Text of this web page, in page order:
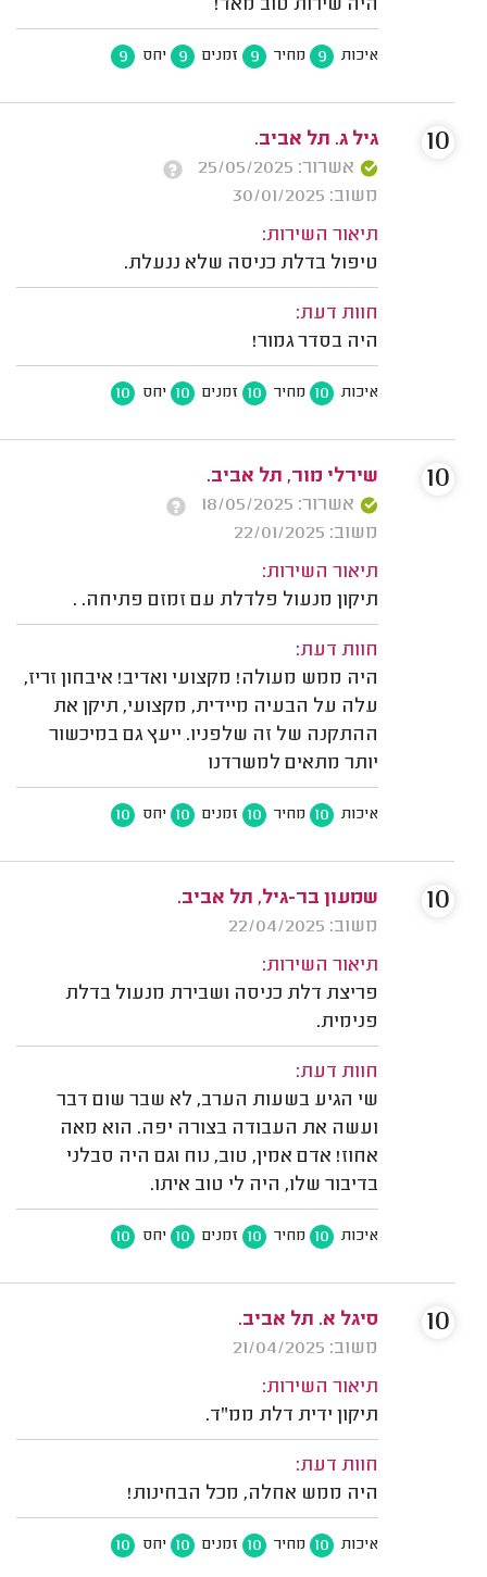
היה שירות טוב מאד!
איכות 9 מחיר 9 זמנים 9 יחס 9
גיל ג. תל אביב.
אשרור: 25/05/2025
משוב: 30/01/2025
תיאור השירות:
טיפול בדלת כניסה שלא ננעלת.
חוות דעת:
היה בסדר גמור!
איכות 10 מחיר 10 זמנים 10 יחס 10
10
שירלי מור, תל אביב.
אשרור: 18/05/2025
משוב: 22/01/2025
תיאור השירות:
תיקון מנעול פלדלת עם זמזם פתיחה. .
חוות דעת:
היה ממש מעולה! מקצועי ואדיב! איבחון זריז,
עלה על הבעיה מיידית, מקצועי, תיקן את
ההתקנה של זה שלפניו. ייעץ גם במיכשור
יותר מתאים למשרדנו
איכות 10 מחיר 10 זמנים 10 יחס 10
10
שמעון בר-גיל, תל אביב.
משוב: 22/04/2025
תיאור השירות:
פריצת דלת כניסה ושבירת מנעול בדלת
פנימית.
חוות דעת:
שי הגיע בשעות הערב, לא שבר שום דבר
ועשה את העבודה בצורה יפה. הוא מאה
אחוז! אדם אמין, טוב, נוח וגם היה סבלני
בדיבור שלו, היה לי טוב איתו.
איכות 10 מחיר 10 זמנים 10 יחס 10
10
סיגל א. תל אביב.
משוב: 21/04/2025
תיאור השירות:
תיקון ידית דלת ממ"ד.
חוות דעת:
היה ממש אחלה, מכל הבחינות!
איכות 10 מחיר 10 זמנים 10 יחס 10
10